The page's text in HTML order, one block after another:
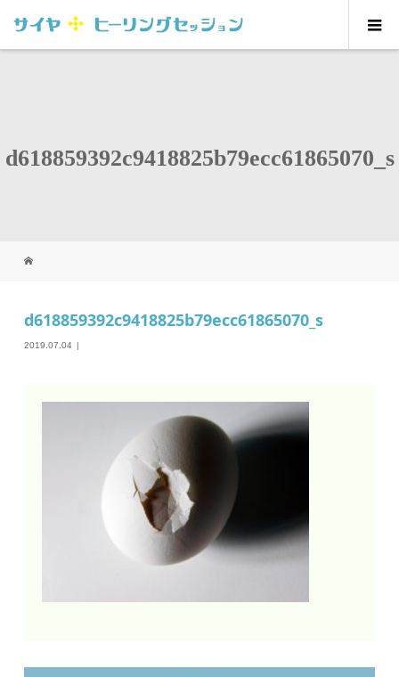
d618859392c9418825b79ecc61865070_s
d618859392c9418825b79ecc61865070_s
2019.07.04